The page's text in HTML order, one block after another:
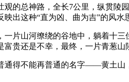
观的总神路，全长7公里，纵贯陵
映出这种“直为凶、曲为吉”的风
一片山河缭绕的谷地中，躺着十
富贵还是不幸，最终，一片青葱山
通得不能再普通的名字——黄土山